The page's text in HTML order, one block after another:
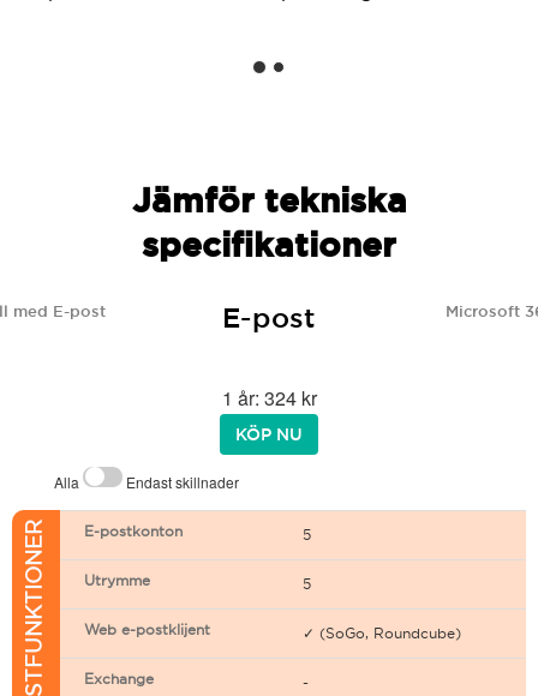
Jämför tekniska
specifikationer
med E-post E-post Microsoft
1 år: 324 kr
KÖP NU
Alla Endast skillnader
E-POSTFUNKTIONER E-postkonton 5
Utrymme 5
Web e-postklijent ✓ (SoGo, Roundcube)
Exchange -